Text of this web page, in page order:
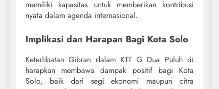
memiliki kapasitas untuk memberikan kontribusi
nyata dalam agenda internasional.
Implikasi dan Harapan Bagi Kota Solo
Keterlibatan Gibran dalam KTT G Dua Puluh di
harapkan membawa dampak positif bagi Kota
Solo, baik dari segi ekonomi maupun citra